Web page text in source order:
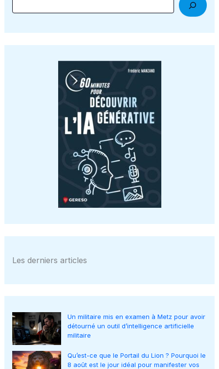
Les derniers articles
Un militaire mis en examen à Metz pour avoir
détourné un outil d’intelligence artificielle
militaire
Qu’est-ce que le Portail du Lion ? Pourquoi le
8 août est le jour idéal pour manifester vos